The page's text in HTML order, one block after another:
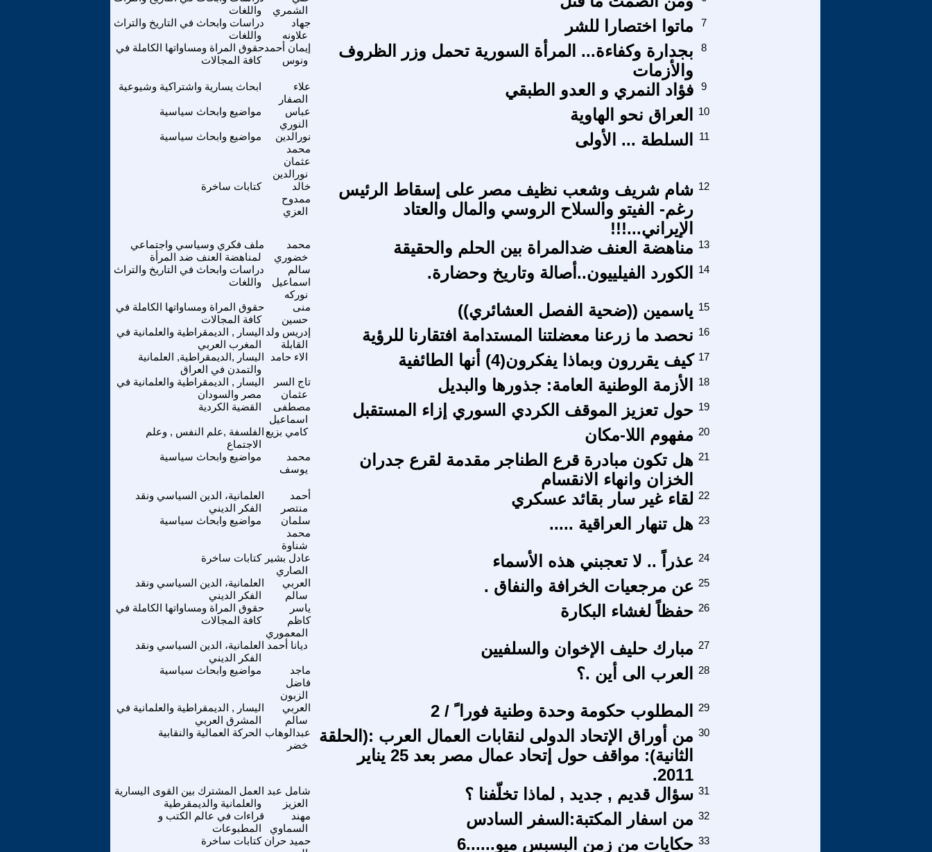
واللغات
الشمري
دراسات وابحاث في التاريخ والتراث
واللغات
جهاد
علاونه
ماتوا اختصارا للشر 7
حقوق المراة ومساواتها الكاملة في
كافة المجالات
إيمان أحمد
ونوس
بجدارة وكفاءة... المرأة السورية تحمل وزر الظروف
والأزمات
8
ابحاث يسارية واشتراكية وشيوعية
علاء
الصفار
فؤاد النمري و العدو الطبقي 9
مواضيع وابحاث سياسية
عباس
النوري
العراق نحو الهاوية 10
مواضيع وابحاث سياسية
نورالدين
محمد
عثمان
نورالدين
السلطة ... الأولى 11
كتابات ساخرة
خالد
ممدوح
العزي
شام شريف وشعب نظيف مصر على إسقاط الرئيس
رغم- الفيتو والسلاح الروسي والمال والعتاد
الإيراني...!!!
12
ملف فكري وسياسي واجتماعي
لمناهضة العنف ضد المرأة
محمد
خضوري
مناهضة العنف ضدالمراة بين الحلم والحقيقة 13
دراسات وابحاث في التاريخ والتراث
واللغات
سالم
اسماعيل
نوركه
الكورد الفيلييون..أصالة وتاريخ وحضارة. 14
حقوق المراة ومساواتها الكاملة في
كافة المجالات
منى
حسين
ياسمين ((ضحية الفصل العشائري)) 15
اليسار , الديمقراطية والعلمانية في
المغرب العربي
إدريس ولد
القابلة
نحصد ما زرعنا معضلتنا المستدامة افتقارنا للرؤية 16
اليسار ,الديمقراطية, العلمانية
والتمدن في العراق
الاء حامد كيف يقررون وبماذا يفكرون(4) أنها الطائفية 17
اليسار , الديمقراطية والعلمانية في
مصر والسودان
تاج السر
عثمان
الأزمة الوطنية العامة: جذورها والبديل 18
القضية الكردية
مصطفى
اسماعيل
حول تعزيز الموقف الكردي السوري إزاء المستقبل 19
الفلسفة ,علم النفس , وعلم
الاجتماع
كامي بزيع مفهوم اللا-مكان 20
مواضيع وابحاث سياسية
محمد
يوسف
هل تكون مبادرة قرع الطناجر مقدمة لقرع جدران
الخزان وانهاء الانقسام
21
العلمانية، الدين السياسي ونقد
الفكر الديني
أحمد
منتصر
لقاء غير سار بقائد عسكري 22
مواضيع وابحاث سياسية
سلمان
محمد
شناوة
هل تنهار العراقية ..... 23
كتابات ساخرة عادل بشير
الصاري
عذراً .. لا تعجبني هذه الأسماء 24
العلمانية، الدين السياسي ونقد
الفكر الديني
العربي
سالم
عن مرجعيات الخرافة والنفاق . 25
حقوق المراة ومساواتها الكاملة في
كافة المجالات
ياسر
كاظم
المعموري
حفظاً لغشاء البكارة 26
العلمانية، الدين السياسي ونقد
الفكر الديني
ديانا أحمد مبارك حليف الإخوان والسلفيين 27
مواضيع وابحاث سياسية
ماجد
فاضل
الزبون
العرب الى أين .؟ 28
اليسار , الديمقراطية والعلمانية في
المشرق العربي
العربي
سالم
المطلوب حكومة وحدة وطنية فورا ً / 2 29
الحركة العمالية والنقابية عبدالوهاب
خضر
من أوراق الإتحاد الدولى لنقابات العمال العرب :(الحلقة
الثانية): مواقف حول إتحاد عمال مصر بعد 25 يناير
2011.
30
العمل المشترك بين القوى اليسارية
والعلمانية والديمقرطية
شامل عبد
العزيز
سؤال قديم , جديد , لماذا تخلّفنا ؟ 31
قراءات في عالم الكتب و
المطبوعات
مهند
السماوي
من اسفار المكتبة:السفر السادس 32
كتابات ساخرة حميد حران
حكايات من زمن البسبس ميو......6 33